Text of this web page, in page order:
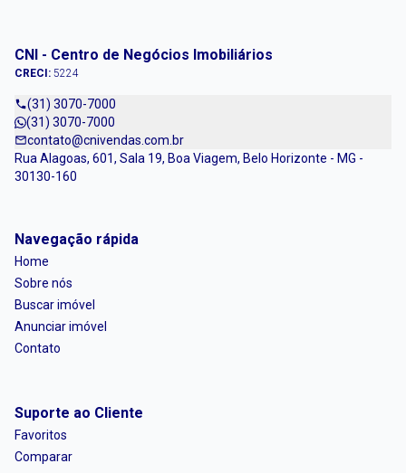
CNI - Centro de Negócios Imobiliários
CRECI: 5224
(31) 3070-7000
(31) 3070-7000
contato@cnivendas.com.br
Rua Alagoas, 601, Sala 19, Boa Viagem, Belo Horizonte - MG -
30130-160
Navegação rápida
Home
Sobre nós
Buscar imóvel
Anunciar imóvel
Contato
Suporte ao Cliente
Favoritos
Comparar